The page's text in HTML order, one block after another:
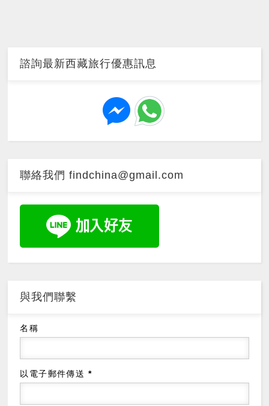
諮詢最新西藏旅行優惠訊息
聯絡我們 findchina@gmail.com
與我們聯繫
名稱
以電子郵件傳送 *